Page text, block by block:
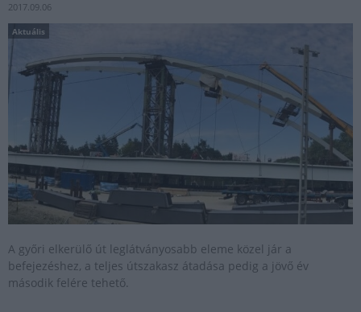
2017.09.06
Aktuális
A győri elkerülő út leglátványosabb eleme közel jár a
befejezéshez, a teljes útszakasz átadása pedig a jövő év
második felére tehető.